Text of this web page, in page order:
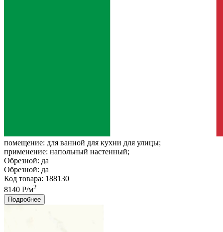
помещение: для ванной для кухни для улицы;
применение: напольный настенный;
Обрезной: да
Обрезной: да
Код товара: 188130
8140 Р/м2
Подробнее